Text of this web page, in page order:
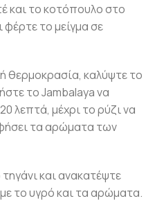
και το κοτόπουλο στο
φέρτε το μείγμα σε
θερμοκρασία, καλύψτε το
το Jambalaya να
λεπτά, μέχρι το ρύζι να
τα αρώματα των
και ανακατέψτε
το υγρό και τα αρώματα.